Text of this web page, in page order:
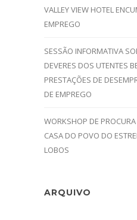
VALLEY VIEW HOTEL
EMPREGO
SESSÃO INFORMATIVA
DEVERES DOS UTENTES
PRESTAÇÕES DE
DE EMPREGO
WORKSHOP DE
CASA DO POVO DO
LOBOS
ARQUIVO